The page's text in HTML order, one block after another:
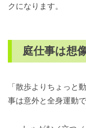
クになります。
庭仕事は想
「散歩よりちょっと
事は意外と全身運動で